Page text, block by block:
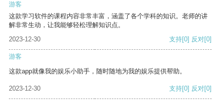
游客
这款学习软件的课程内容非常丰富，涵盖了各个学科的知识。老师的讲
解非常生动，让我能够轻松理解知识点。
2023-12-30
支持[0] 反对[0]
游客
这款app就像我的娱乐小助手，随时随地为我的娱乐提供帮助。
2023-12-30 支持[0] 反对[0]